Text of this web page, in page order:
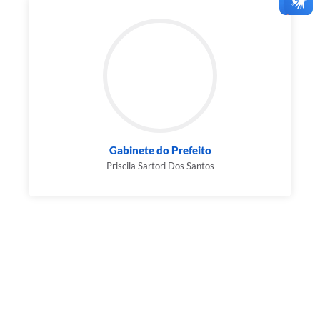
Gabinete do Prefeito
Priscila Sartori Dos Santos